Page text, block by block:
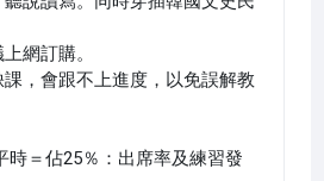
網訂購。
，會跟不上進度，以免誤解教
時＝佔25％：出席率及練習發